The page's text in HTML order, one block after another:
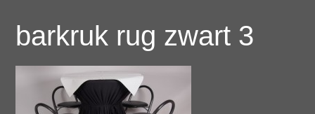
barkruk rug zwart 3